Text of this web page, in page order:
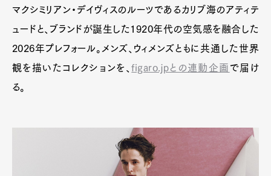
マクシミリアン・デイヴィスのルーツであるカリブ海のアティテ
ュードと、ブランドが誕生した1920年代の空気感を融合した
2026年プレフォール。メンズ、ウィメンズともに共通した世界
観を描いたコレクションを、figaro.jpとの連動企画 で届け
る。